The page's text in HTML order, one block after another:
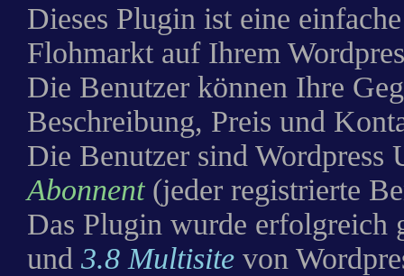
Dieses Plugin ist eine
Flohmarkt auf Ihrem
Die Benutzer können Ihre
Beschreibung, Preis und
Die Benutzer sind Wordpress
Abonnent(jeder registrierte
Das Plugin wurde erfolgreich
und 3.8 Multisite von